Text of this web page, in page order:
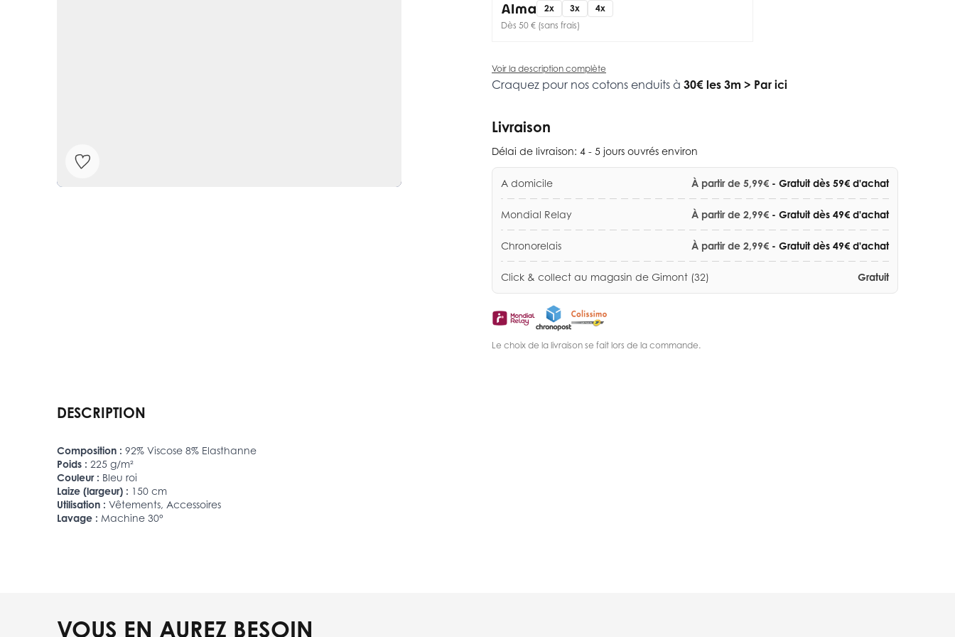
2x 3x
4x
Dès 50 € (sans frais)
Voir la description complète
Craquez pour nos cotons enduits à 30€ les 3m > Par ici
Livraison
Délai de livraison: 4 - 5 jours ouvrés environ
A domicile À partir de 5,99€ - Gratuit dès 59€ d'achat
Mondial Relay À partir de 2,99€ - Gratuit dès 49€ d'achat
Chronorelais À partir de 2,99€ - Gratuit dès 49€ d'achat
Click & collect au magasin de Gimont (32) Gratuit
Le choix de la livraison se fait lors de la commande.
DESCRIPTION
Composition : 92% Viscose 8% Elasthanne
Poids : 225 g/m²
Couleur : Bleu roi
Laize (largeur) : 150 cm
Utilisation : Vêtements, Accessoires
Lavage : Machine 30°
VOUS EN AUREZ BESOIN